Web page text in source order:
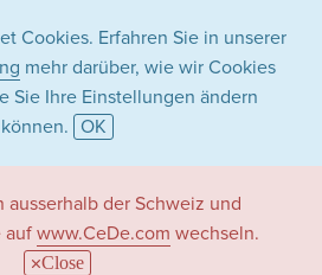
Cookies. Erfahren Sie in unserer
mehr darüber, wie wir Cookies
Sie Ihre Einstellungen ändern
können. OK
ausserhalb der Schweiz und
aufwww.CeDe.com wechseln.
Close